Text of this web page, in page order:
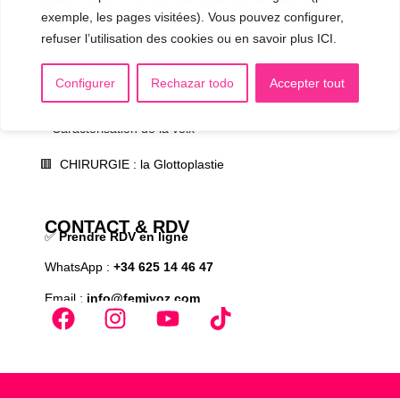
exemple, les pages visitées). Vous pouvez configurer,
refuser l’utilisation des cookies ou en savoir plus ICI.
Configurer Rechazar todo Accepter tout
AUTRES SÉANCES
▪️ Modification de l’accent
▪️ Caractérisation de la voix
🟥 CHIRURGIE : la Glottoplastie
CONTACT & RDV
✅ Prendre RDV en ligne
WhatsApp : +34 625 14 46 47
Email : info@femivoz.com